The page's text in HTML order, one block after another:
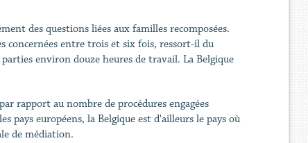
des questions liées aux familles recomposées.
concernées entre trois et six fois, ressort-il du
environ douze heures de travail. La Belgique
rapport au nombre de procédures engagées
pays européens, la Belgique est d'ailleurs le pays où
de médiation.